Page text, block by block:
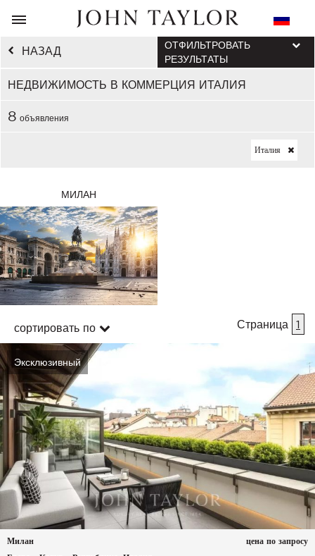
НАЗАД
НЕДВИЖИМОСТЬ В КОММЕРЦИЯ ИТАЛИЯ
ОТФИЛЬТРОВАТЬ
РЕЗУЛЬТАТЫ
8 объявления
Италия
МИЛАН
сортировать по Страница 1
Эксклюзивный
Милан
цена по запросу